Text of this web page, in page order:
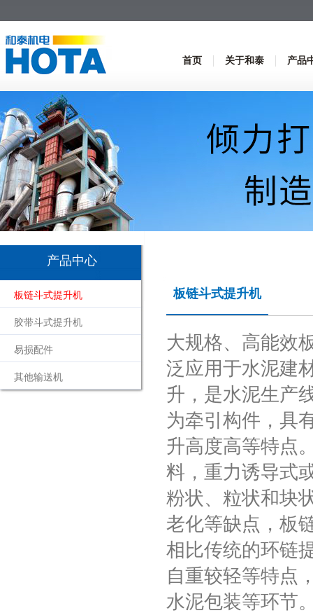
首页 关于和泰 产品
产品中心
板链斗式提升机
胶带斗式提升机
易损配件
其他输送机
板链斗式提升机
大规格、高能效
泛应用于水泥建
升，是水泥生产
为牵引构件，具
升高度高等特点
料，重力诱导式
粉状、粒状和块
老化等缺点，板
相比传统的环链
自重较轻等特点
水泥包装等环节